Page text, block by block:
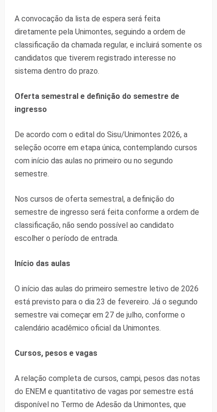
A convocação da lista de espera será feita
diretamente pela Unimontes, seguindo a ordem de
classificação da chamada regular, e incluirá somente os
candidatos que tiverem registrado interesse no
sistema dentro do prazo.
Oferta semestral e definição do semestre de
ingresso
De acordo com o edital do Sisu/Unimontes 2026, a
seleção ocorre em etapa única, contemplando cursos
com início das aulas no primeiro ou no segundo
semestre.
Nos cursos de oferta semestral, a definição do
semestre de ingresso será feita conforme a ordem de
classificação, não sendo possível ao candidato
escolher o período de entrada.
Início das aulas
O início das aulas do primeiro semestre letivo de 2026
está previsto para o dia 23 de fevereiro. Já o segundo
semestre vai começar em 27 de julho, conforme o
calendário acadêmico oficial da Unimontes.
Cursos, pesos e vagas
A relação completa de cursos, campi, pesos das notas
do ENEM e quantitativo de vagas por semestre está
disponível no Termo de Adesão da Unimontes, que